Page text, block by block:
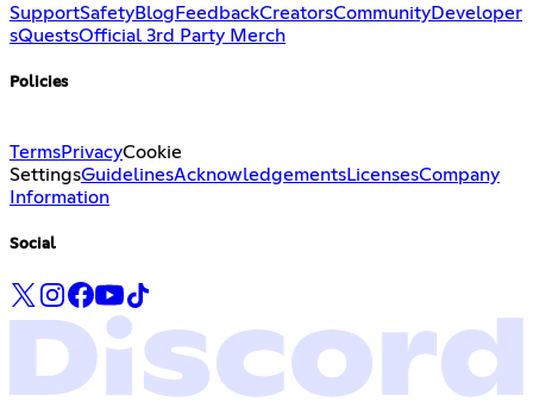
SupportSafetyBlog FeedbackCreatorsCommunityDeveloper
sQuestsOfficial 3rd Party Merch
Policies
TermsPrivacyCookie
SettingsGuidelinesAcknowledgementsLicensesCompany
Information
Social